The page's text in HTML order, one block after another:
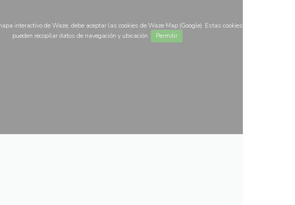
interactivo de Waze, debe aceptar las cookies de Waze Map (Google). Estas cookies
pueden recopilar datos de navegación y ubicación.
Permitir